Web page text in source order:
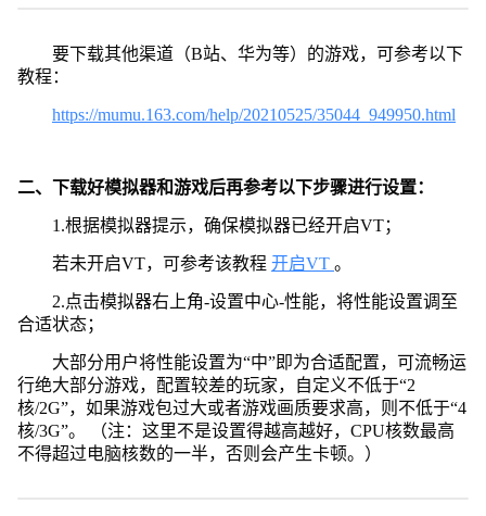
要下载其他渠道（B站、华为等）的游戏，可参考以下
教程：
https://mumu.163.com/help/20210525/35044_949950.html
二、下载好模拟器和游戏后再参考以下步骤进行设置：
1.根据模拟器提示，确保模拟器已经开启VT；
若未开启VT，可参考该教程 开启VT 。
2.点击模拟器右上角-设置中心-性能，将性能设置调至
合适状态；
大部分用户将性能设置为“中”即为合适配置，可流畅运
行绝大部分游戏，配置较差的玩家，自定义不低于“2
核/2G”，如果游戏包过大或者游戏画质要求高，则不低于“4
核/3G”。 （注：这里不是设置得越高越好，CPU核数最高
不得超过电脑核数的一半，否则会产生卡顿。）